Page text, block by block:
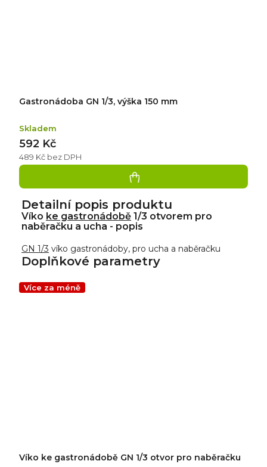
Gastronádoba GN 1/3, výška 150 mm
Skladem
489 Kč bez DPH
592 Kč
Detailní popis produktu
Víko ke gastronádobě 1/3 otvorem pro
naběračku a ucha - popis
GN 1/3 víko gastronádoby, pro ucha a naběračku
Doplňkové parametry
Více za méně
Víko ke gastronádobě GN 1/3 otvor pro naběračku